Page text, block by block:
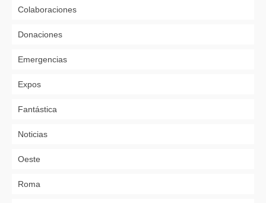
Colaboraciones
Donaciones
Emergencias
Expos
Fantástica
Noticias
Oeste
Roma